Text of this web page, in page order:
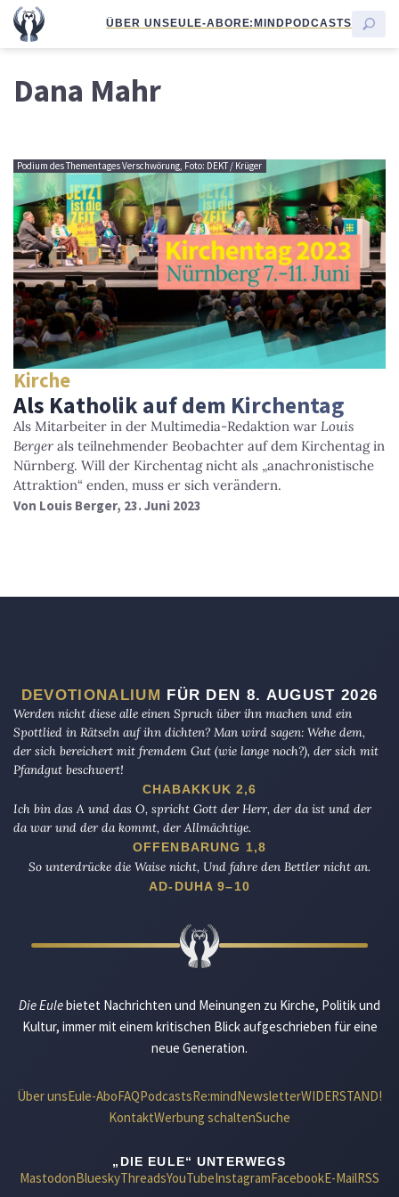
ÜBER UNSEULE-ABORE:MINDPODCASTS
Dana Mahr
Podium des Thementages Verschwörung, Foto: DEKT / Krüger
Kirche
Als Katholik auf dem Kirchentag
Als Mitarbeiter in der Multimedia-Redaktion war Louis
Berger als teilnehmender Beobachter auf dem Kirchentag in
Nürnberg. Will der Kirchentag nicht als „anachronistische
Attraktion“ enden, muss er sich verändern.
Von Louis Berger, 23. Juni 2023
DEVOTIONALIUM FÜR DEN 8. AUGUST 2026
Werden nicht diese alle einen Spruch über ihn machen und ein
Spottlied in Rätseln auf ihn dichten? Man wird sagen: Wehe dem,
der sich bereichert mit fremdem Gut (wie lange noch?), der sich mit
Pfandgut beschwert!
CHABAKKUK 2,6
Ich bin das A und das O, spricht Gott der Herr, der da ist und der
da war und der da kommt, der Allmächtige.
OFFENBARUNG 1,8
So unterdrücke die Waise nicht, Und fahre den Bettler nicht an.
AD-DUHA 9–10
Die Eulebietet Nachrichten und Meinungen zu Kirche, Politik und
Kultur, immer mit einem kritischen Blick aufgeschrieben für eine
neue Generation.
Über unsEule-AboFAQPodcastsRe:mindNewsletterWIDERSTAND!
KontaktWerbung schaltenSuche
„DIE EULE“ UNTERWEGS
MastodonBlueskyThreadsYouTubeInstagramFacebookE-MailRSS